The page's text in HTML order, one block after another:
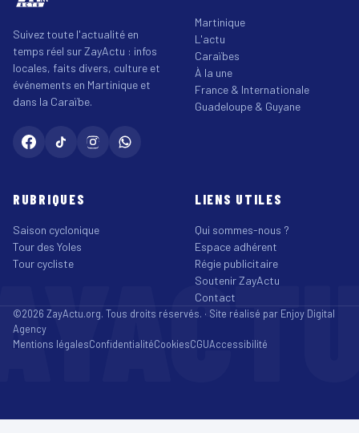
Suivez toute l'actualité en
temps réel sur ZayActu : infos
locales, faits divers, culture et
événements en Martinique et
dans la Caraïbe.
Martinique
L'actu
Caraïbes
À la une
France & Internationale
Guadeloupe & Guyane
RUBRIQUES
Saison cyclonique
Tour des Yoles
Tour cycliste
LIENS UTILES
Qui sommes-nous ?
Espace adhérent
Régie publicitaire
Soutenir ZayActu
Contact
©2026 ZayActu.org. Tous droits réservés. · Site réalisé par Enjoy Digital
Agency
Mentions légalesConfidentialitéCookiesCGUAccessibilité